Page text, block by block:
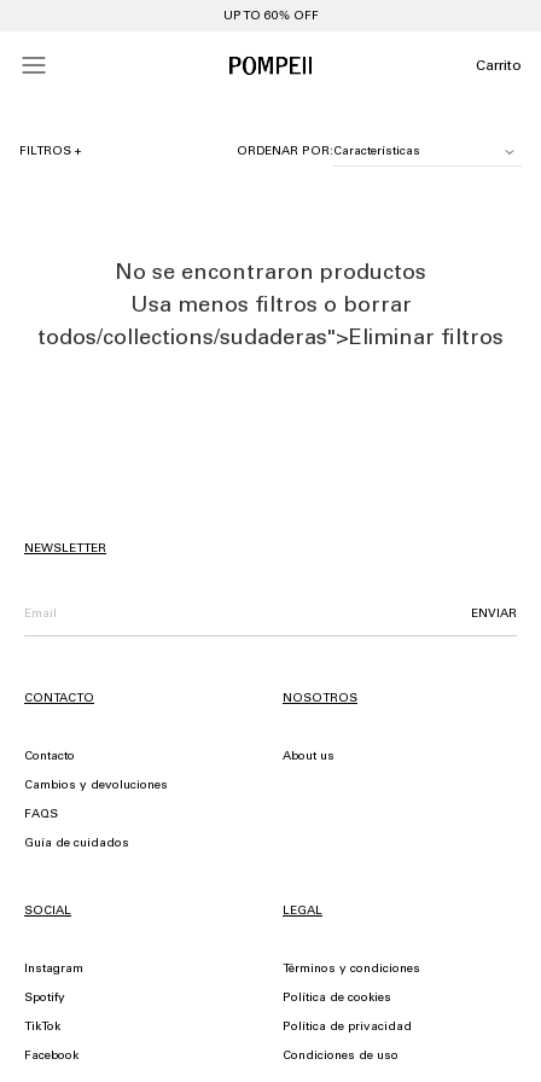
UP TO 60% OFF
Carrito
FILTROS + ORDENAR POR:
No se encontraron productos
Usa menos filtros o borrar
todos/collections/sudaderas">Eliminar filtros
NEWSLETTER
ENVIAR
CONTACTO
Contacto
Cambios y devoluciones
FAQS
Guía de cuidados
NOSOTROS
About us
SOCIAL
Instagram
Spotify
TikTok
Facebook
LEGAL
Términos y condiciones
Política de cookies
Política de privacidad
Condiciones de uso